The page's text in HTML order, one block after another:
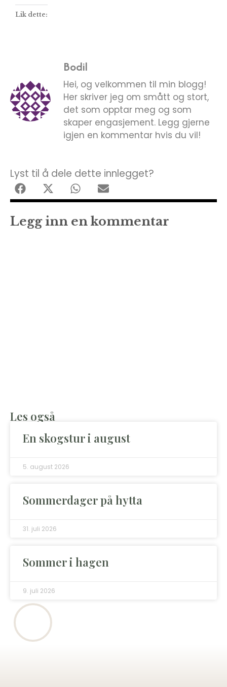
Lik dette:
Bodil
Hei, og velkommen til min blogg!
Her skriver jeg om smått og stort,
det som opptar meg og som
skaper engasjement. Legg gjerne
igjen en kommentar hvis du vil!
Lyst til å dele dette innlegget?
Legg inn en kommentar
Les også
En skogstur i august
5. august 2026
Sommerdager på hytta
31. juli 2026
Sommer i hagen
9. juli 2026